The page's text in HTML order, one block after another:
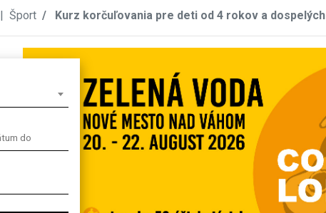
| Šport Kurz korčuľovania pre deti od 4 rokov a dospelých